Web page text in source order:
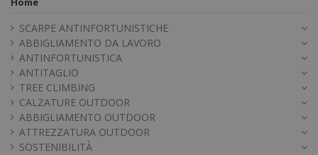
SCARPE ANTINFORTUNISTICHE
ABBIGLIAMENTO DA LAVORO
ANTINFORTUNISTICA
ANTITAGLIO
TREE CLIMBING
CALZATURE OUTDOOR
ABBIGLIAMENTO OUTDOOR
ATTREZZATURA OUTDOOR
SOSTENIBILITÀ